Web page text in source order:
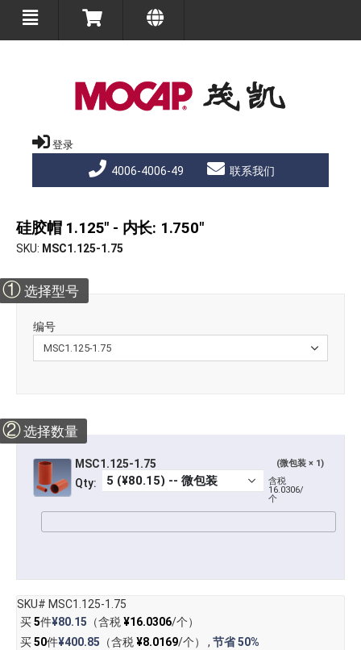
登录
4006-4006-49 联系我们
硅胶帽 1.125" - 内长: 1.750"
SKU MSC1.125-1.75
① 选择型号
编号
②选择数量
MSC1.125-1.75 (微包装 × 1)
Qty:
含税
16.0306/
个
SKU# MSC1.125-1.75
买5件¥80.15 （含税¥16.0306/个）
买50件¥400.85 （含税¥8.0169/个） , 节省50%